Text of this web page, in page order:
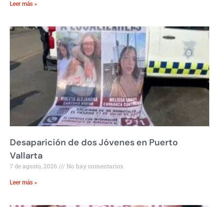
Leer más »
Desaparición de dos Jóvenes en Puerto
Vallarta
7 de agosto, 2026 No hay comentarios
Leer más »